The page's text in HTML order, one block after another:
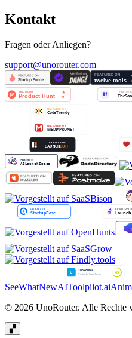
Kontakt
Fragen oder Anliegen?
support@unorouter.com
SeeWhatNewAIToolpilot.ai
© 2026 UnoRouter. Alle Rechte
▞